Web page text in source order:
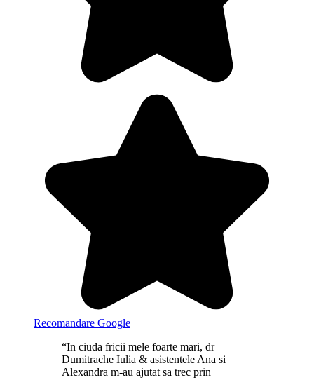
Recomandare Google
“In ciuda fricii mele foarte mari, dr
Dumitrache Iulia & asistentele Ana si
Alexandra m-au ajutat sa trec prin